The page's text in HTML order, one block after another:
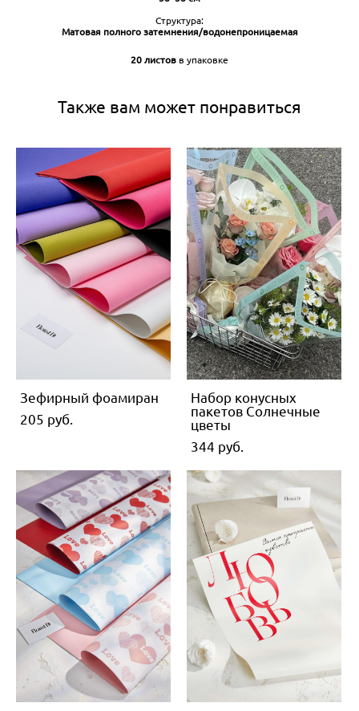
Структура:
Матовая полного затемнения/водонепроницаемая
20 листов в упаковке
Также вам может понравиться
Зефирный фоамиран
205 pуб.
Набор конусных
пакетов Солнечные
цветы
344 pуб.